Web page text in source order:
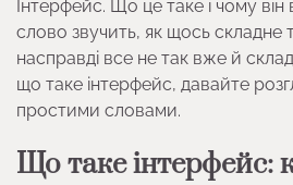
Інтерфейс. Що це таке і чому
слово звучить, як щось складне
насправді все не так вже й
що таке інтерфейс, давайте
простими словами.
Що таке інтерфейс: